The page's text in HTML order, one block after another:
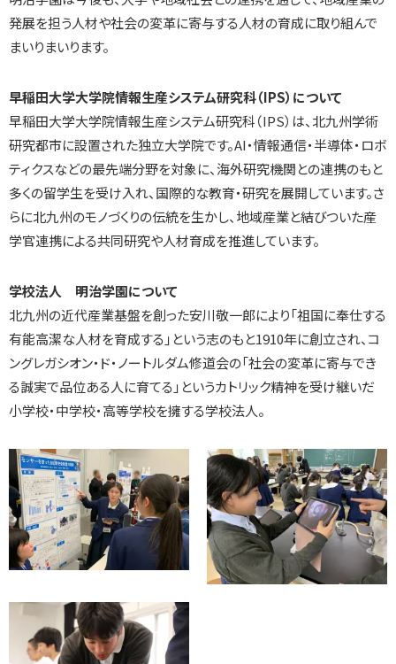
発展を担う人材や社会の変革に寄与する人材の育成に取り組んで
まいりまいります。
早稲田大学大学院情報生産システム研究科（IPS） について
早稲田大学大学院情報生産システム研究科（IPS）は、北九州学術
研究都市に設置された独立大学院です。AI・情報通信・半導体・ロボ
ティクスなどの最先端分野を対象に、海外研究機関との連携のもと
多くの留学生を受け入れ、国際的な教育・研究を展開しています。さ
らに北九州のモノづくりの伝統を生かし、地域産業と結びついた産
学官連携による共同研究や人材育成を推進しています。
学校法人 明治学園について
北九州の近代産業基盤を創った安川敬一郎により「祖国に奉仕する
有能高潔な人材を育成する」という志のもと1910年に創立され、コ
ングレガシオン・ド・ノートルダム修道会の「社会の変革に寄与でき
る誠実で品位ある人に育てる」というカトリック精神を受け継いだ
小学校・中学校・高等学校を擁する学校法人。